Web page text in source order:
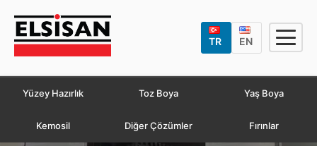
TR EN
Yüzey Hazırlık Toz Boya Yaş Boya
Kemosil Diğer Çözümler Fırınlar